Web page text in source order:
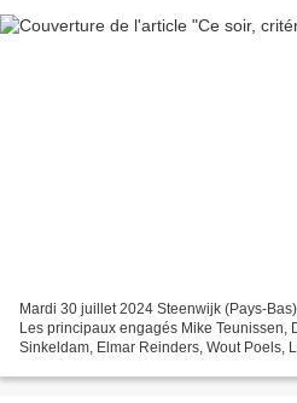
Mardi 30 juillet 2024 Steenwijk (Pays-
Les principaux engagés Mike Teunissen,
Sinkeldam, Elmar Reinders, Wout Poels,